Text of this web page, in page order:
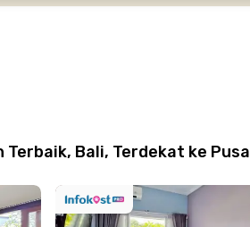
Terbaik, Bali, Terdekat ke